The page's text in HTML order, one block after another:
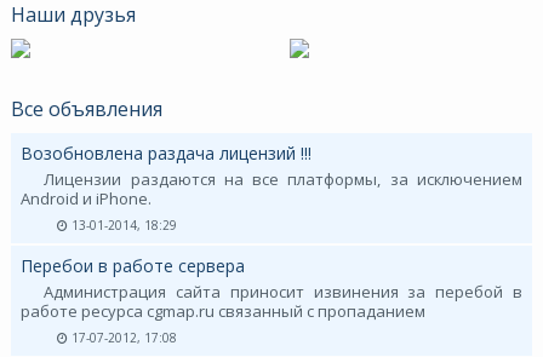
Наши друзья
Все объявления
Возобновлена раздача лицензий !!!
Лицензии раздаются на все платформы, за исключением
Android и iPhone.
13-01-2014, 18:29
Перебои в работе сервера
Администрация сайта приносит извинения за перебой в
работе ресурса cgmap.ru связанный с пропаданием
17-07-2012, 17:08